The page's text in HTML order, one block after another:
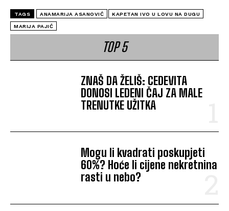
TAGS ANAMARIJA ASANOVIĆ KAPETAN IVO U LOVU NA DUGU
MARIJA PAJIĆ
TOP 5
ZNAŠ DA ŽELIŠ: CEDEVITA
DONOSI LEDENI ČAJ ZA MALE
TRENUTKE UŽITKA
Mogu li kvadrati poskupjeti
60%? Hoće li cijene nekretnina
rasti u nebo?